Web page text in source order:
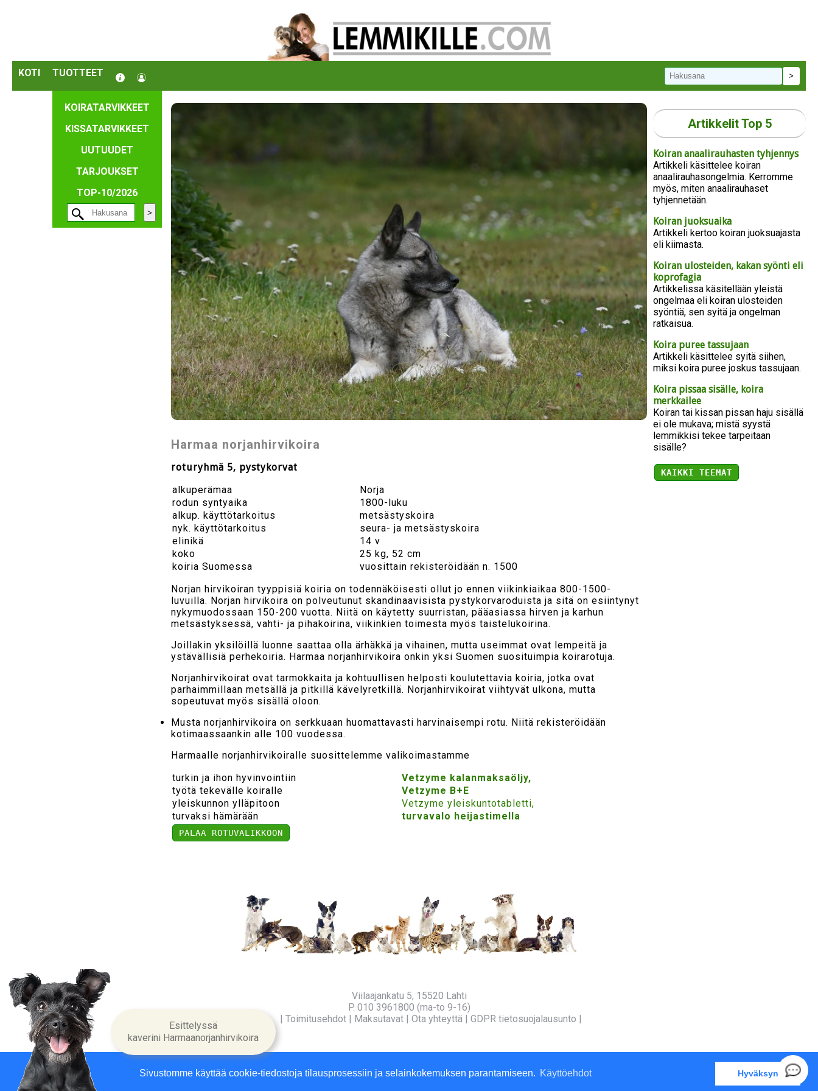
Sivustomme käyttää cookie-tiedostoja tilausprosessiin ja selainkokemuksen parantamiseen. Käyttöehdot Hyväksyn
KOTI TUOTTEET
KOIRATARVIKKEET
KISSATARVIKKEET
UUTUUDET
TARJOUKSET
TOP-10/2026
Harmaa norjanhirvikoira
roturyhmä 5, pystykorvat
alkuperämaa
Norja
rodun syntyaika
1800-luku
alkup. käyttötarkoitus
metsästyskoira
nyk. käyttötarkoitus
seura- ja metsästyskoira
elinikä
14 v
koko
25 kg, 52 cm
koiria Suomessa
vuosittain rekisteröidään n. 1500
Norjan hirvikoiran tyyppisiä koiria on todennäköisesti ollut jo ennen viikinkiaikaa 800-1500-
luvuilla. Norjan hirvikoira on polveutunut skandinaavisista pystykorvaroduista ja sitä on esiintynyt
nykymuodossaan 150-200 vuotta. Niitä on käytetty suurristan, pääasiassa hirven ja karhun
metsästyksessä, vahti- ja pihakoirina, viikinkien toimesta myös taistelukoirina.
Joillakin yksilöillä luonne saattaa olla ärhäkkä ja vihainen, mutta useimmat ovat lempeitä ja
ystävällisiä perhekoiria. Harmaa norjanhirvikoira onkin yksi Suomen suosituimpia koirarotuja.
Norjanhirvikoirat ovat tarmokkaita ja kohtuullisen helposti koulutettavia koiria, jotka ovat
parhaimmillaan metsällä ja pitkillä kävelyretkillä. Norjanhirvikoirat viihtyvät ulkona, mutta
sopeutuvat myös sisällä oloon.
Musta norjanhirvikoira on serkkuaan huomattavasti harvinaisempi rotu. Niitä rekisteröidään
kotimaassaankin alle 100 vuodessa.
Harmaalle norjanhirvikoiralle suosittelemme valikoimastamme
turkin ja ihon hyvinvointiin
Vetzyme kalanmaksaöljy,
työtä tekevälle koiralle
Vetzyme B+E
yleiskunnon ylläpitoon
Vetzyme yleiskuntotabletti,
turvaksi hämärään
turvavalo heijastimella
PALAA ROTUVALIKKOON
Artikkelit Top 5
Koiran anaalirauhasten tyhjennys
Artikkeli käsittelee koiran
anaalirauhasongelmia. Kerromme
myös, miten anaalirauhaset
tyhjennetään.
Koiran juoksuaika
Artikkeli kertoo koiran juoksuajasta
eli kiimasta.
Koiran ulosteiden, kakan syönti eli
koprofagia
Artikkelissa käsitellään yleistä
ongelmaa eli koiran ulosteiden
syöntiä, sen syitä ja ongelman
ratkaisua.
Koira puree tassujaan
Artikkeli käsittelee syitä siihen,
miksi koira puree joskus tassujaan.
Koira pissaa sisälle, koira
merkkailee
Koiran tai kissan pissan haju sisällä
ei ole mukava; mistä syystä
lemmikkisi tekee tarpeitaan
sisälle?
KAIKKI TEEMAT
Viilaajankatu 5, 15520 Lahti
P. 010 3961800 (ma-to 9-16)
Yritysinfo | Toimitusehdot| Maksutavat| Ota yhteyttä| GDPR tietosuojalausunto |
Esittelyssä
kaverini Harmaanorjanhirvikoira